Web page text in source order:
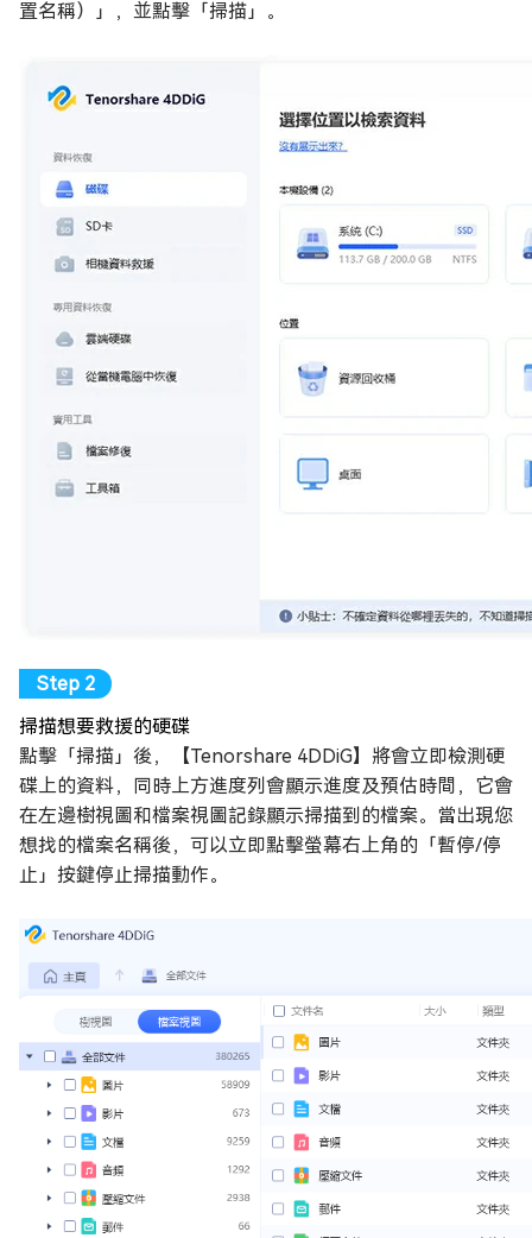
置名稱）」，並點擊「掃描」。
掃描想要救援的硬碟
點擊「掃描」後，【Tenorshare 4DDiG】將會立即檢測硬
碟上的資料，同時上方進度列會顯示進度及預估時間，它會
在左邊樹視圖和檔案視圖記錄顯示掃描到的檔案。當出現您
想找的檔案名稱後，可以立即點擊螢幕右上角的「暫停/停
止」按鍵停止掃描動作。